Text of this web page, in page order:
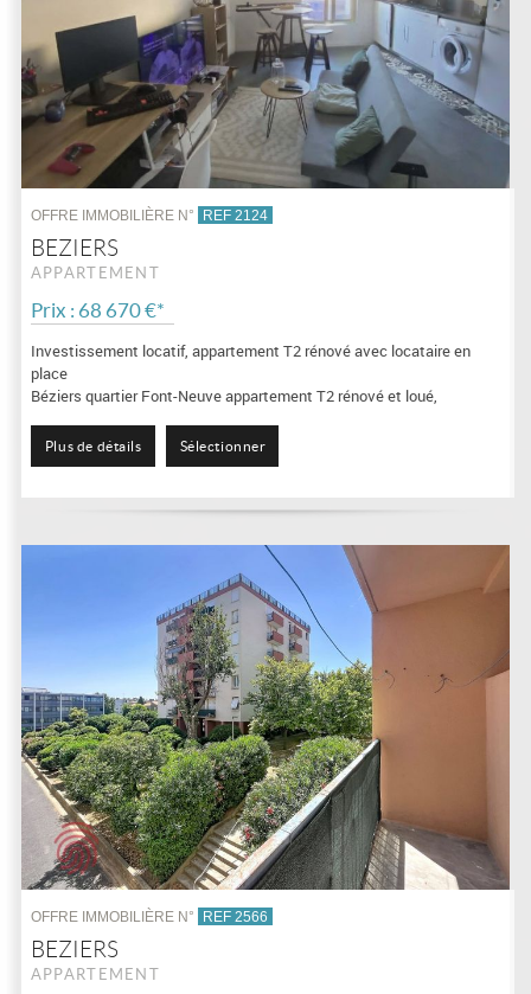
OFFRE IMMOBILIÈRE N° REF 2124
BEZIERS
APPARTEMENT
Prix : 68 670 €*
Investissement locatif, appartement T2 rénové avec locataire en
place
Béziers quartier Font-Neuve appartement T2 rénové et loué,
A 5 min à pieds des Allées Paul...
Plus de détails Sélectionner
OFFRE IMMOBILIÈRE N° REF 2566
BEZIERS
APPARTEMENT